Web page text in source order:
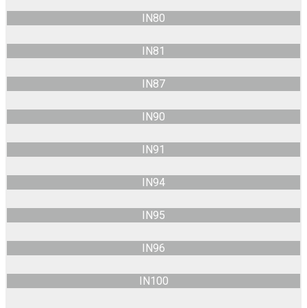
IN80
IN81
IN87
IN90
IN91
IN94
IN95
IN96
IN100